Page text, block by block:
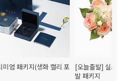
미엄 패키지(생화 캘리 포
[오늘출발] 실크
발 패키지